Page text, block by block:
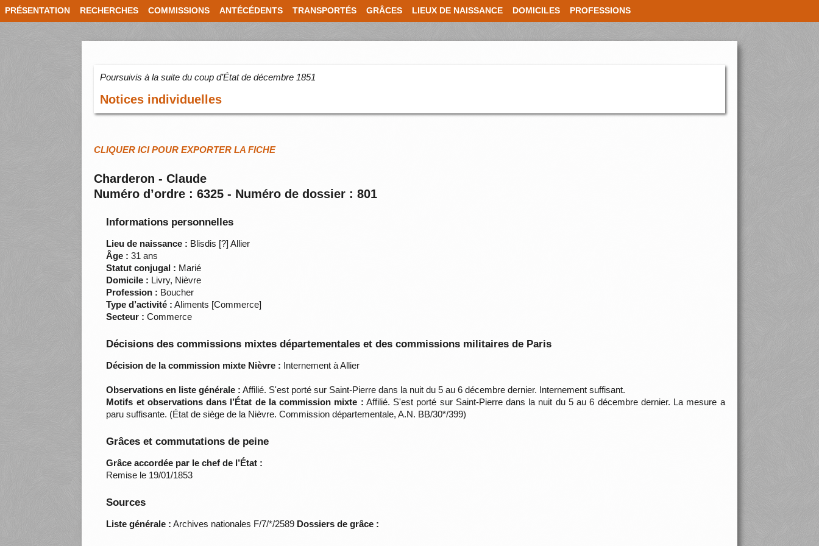
PRÉSENTATION RECHERCHES COMMISSIONS ANTÉCÉDENTS TRANSPORTÉS GRÂCES LIEUX DE NAISSANCE DOMICILES PROFESSIONS
Poursuivis à la suite du coup d’État de décembre 1851
Notices individuelles
CLIQUER ICI POUR EXPORTER LA FICHE
Charderon - Claude
Numéro d’ordre : 6325 - Numéro de dossier : 801
Informations personnelles
Lieu de naissance : Blisdis [?] Allier
Âge : 31 ans
Statut conjugal : Marié
Domicile : Livry, Nièvre
Profession : Boucher
Type d’activité : Aliments [Commerce]
Secteur : Commerce
Décisions des commissions mixtes départementales et des commissions militaires de Paris
Décision de la commission mixte Nièvre : Internement à Allier
Observations en liste générale : Affilié. S'est porté sur Saint-Pierre dans la nuit du 5 au 6 décembre dernier. Internement suffisant.
Motifs et observations dans l’État de la commission mixte : Affilié. S'est porté sur Saint-Pierre dans la nuit du 5 au 6 décembre dernier. La mesure a
paru suffisante. (État de siège de la Nièvre. Commission départementale, A.N. BB/30*/399)
Grâces et commutations de peine
Grâce accordée par le chef de l’État :
Remise le 19/01/1853
Sources
Liste générale : Archives nationales F/7/*/2589 Dossiers de grâce :